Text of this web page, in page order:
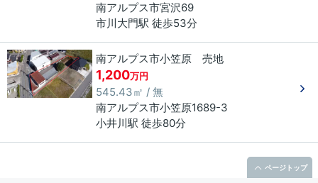
南アルプス市宮沢69
市川大門駅 徒歩53分
南アルプス市小笠原 売地
1,200万円
545.43㎡ / 無
南アルプス市小笠原1689-3
小井川駅 徒歩80分
ページトップ